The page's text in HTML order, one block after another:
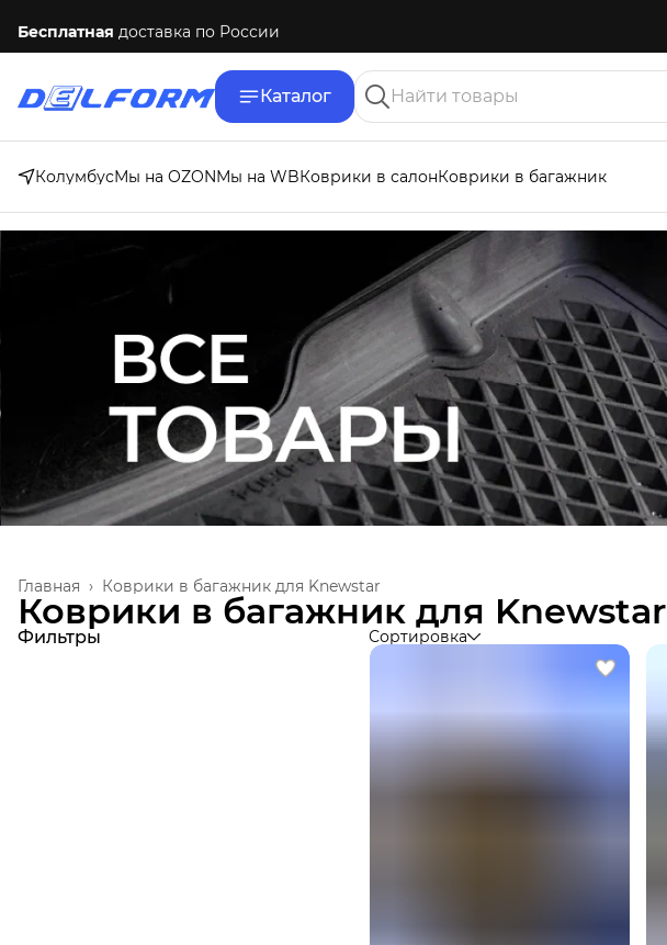
Бесплатная доставка по России
Каталог
КолумбусМы на OZONМы на WBКоврики в салонКоврики в багажник
Коврики в багажник для Knewstar
Главная ›
Коврики в багажник для Knewstar
Фильтры Сортировка